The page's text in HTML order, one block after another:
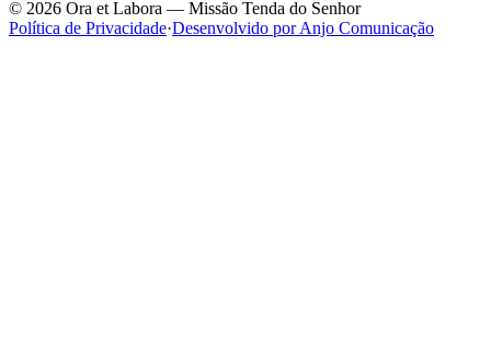
© 2026 Ora et Labora — Missão Tenda do Senhor
Política de Privacidade·Desenvolvido por Anjo Comunicação